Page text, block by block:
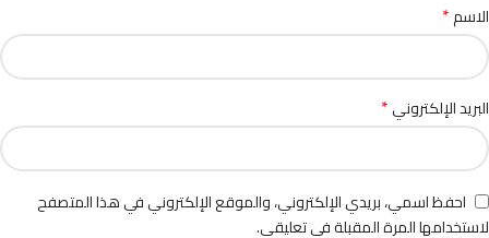
الاسم*
البريد الإلكتروني*
احفظ اسمي، بريدي الإلكتروني، والموقع الإلكتروني في هذا المتصفح
لاستخدامها المرة المقبلة في تعليقي.